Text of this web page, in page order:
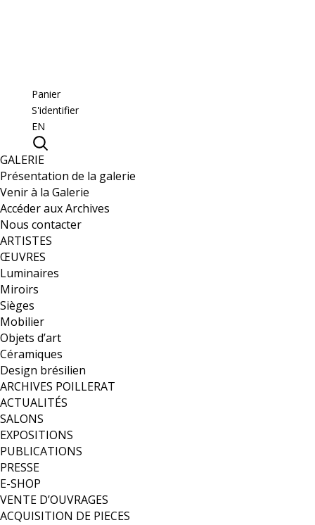
Panier
S'identifier
EN
GALERIE
Présentation de la galerie
Venir à la Galerie
Accéder aux Archives
Nous contacter
ARTISTES
ŒUVRES
Luminaires
Miroirs
Sièges
Mobilier
Objets d’art
Céramiques
Design brésilien
ARCHIVES POILLERAT
ACTUALITÉS
SALONS
EXPOSITIONS
PUBLICATIONS
PRESSE
E-SHOP
VENTE D’OUVRAGES
ACQUISITION DE PIECES